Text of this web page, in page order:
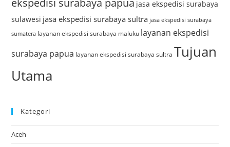
jasa ekspedisi surabaya
sulawesi jasa ekspedisi surabaya sultra jasa ekspedisi surabaya
sumatera layanan ekspedisi surabaya maluku layanan ekspedisi
surabaya papua layanan ekspedisi surabaya sultra Tujuan
Utama
Kategori
Aceh